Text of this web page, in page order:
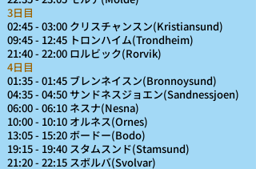
3日目
02:45 - 03:00 クリスチャンスン(Kristiansund)
09:45 - 12:45 トロンハイム(Trondheim)
21:40 - 22:00 ロルビック(Rorvik)
4日目
01:35 - 01:45 ブレンネイスン(Bronnoysund)
04:35 - 04:50 サンドネスジョエン(Sandnessjoen)
06:00 - 06:10 ネスナ(Nesna)
10:00 - 10:10 オルネス(Ornes)
13:05 - 15:20 ボードー(Bodo)
19:15 - 19:40 スタムスンド(Stamsund)
21:20 - 22:15 スボルバ(Svolvar)